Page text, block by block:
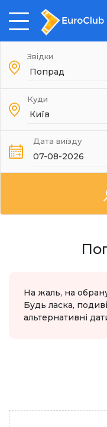
Звідки
Куди
Дата виїзду
На жаль, на
Будь ласка,
альтернативні